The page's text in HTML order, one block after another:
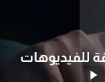
للفيديوهات